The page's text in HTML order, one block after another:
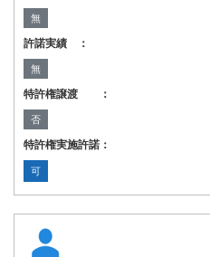
無
許諾実績 ：
無
特許権譲渡 ：
否
特許権実施許諾：
可